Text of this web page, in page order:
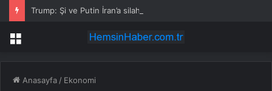
Trump: Şi ve Putin İran’a silah satmayacaklarını söyledi
Menü
Anasayfa / Ekonomi